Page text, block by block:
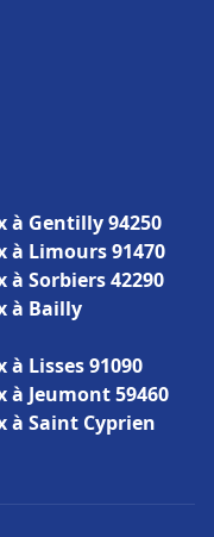
à Gentilly 94250
à Limours 91470
Sorbiers 42290
à Bailly
Lisses 91090
Jeumont 59460
à Saint Cyprien